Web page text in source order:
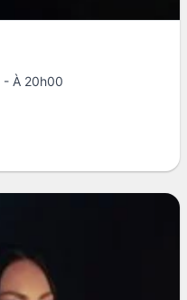
- À 20h00